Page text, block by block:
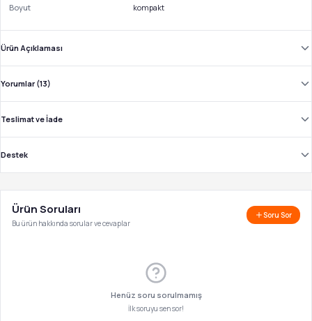
Boyut kompakt
Ürün Açıklaması
Yorumlar (13)
Teslimat ve İade
Destek
Ürün Soruları
Bu ürün hakkında sorular ve cevaplar
Soru Sor
Henüz soru sorulmamış
İlk soruyu sen sor!